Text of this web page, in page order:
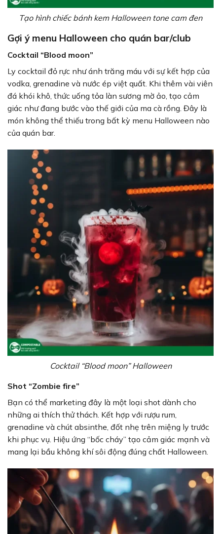
Tạo hình chiếc bánh kem Halloween tone cam đen
Gợi ý menu Halloween cho quán bar/club
Cocktail “Blood moon”
Ly cocktail đỏ rực như ánh trăng máu với sự kết hợp của
vodka, grenadine và nước ép việt quất. Khi thêm vài viên
đá khói khô, thức uống tỏa làn sương mờ ảo, tạo cảm
giác như đang bước vào thế giới của ma cà rồng. Đây là
món không thể thiếu trong bất kỳ menu Halloween nào
của quán bar.
Cocktail “Blood moon” Halloween
Shot “Zombie fire”
Bạn có thể marketing đây là một loại shot dành cho
những ai thích thử thách. Kết hợp với rượu rum,
grenadine và chút absinthe, đốt nhẹ trên miệng ly trước
khi phục vụ. Hiệu ứng “bốc cháy” tạo cảm giác mạnh và
mang lại bầu không khí sôi động đúng chất Halloween.